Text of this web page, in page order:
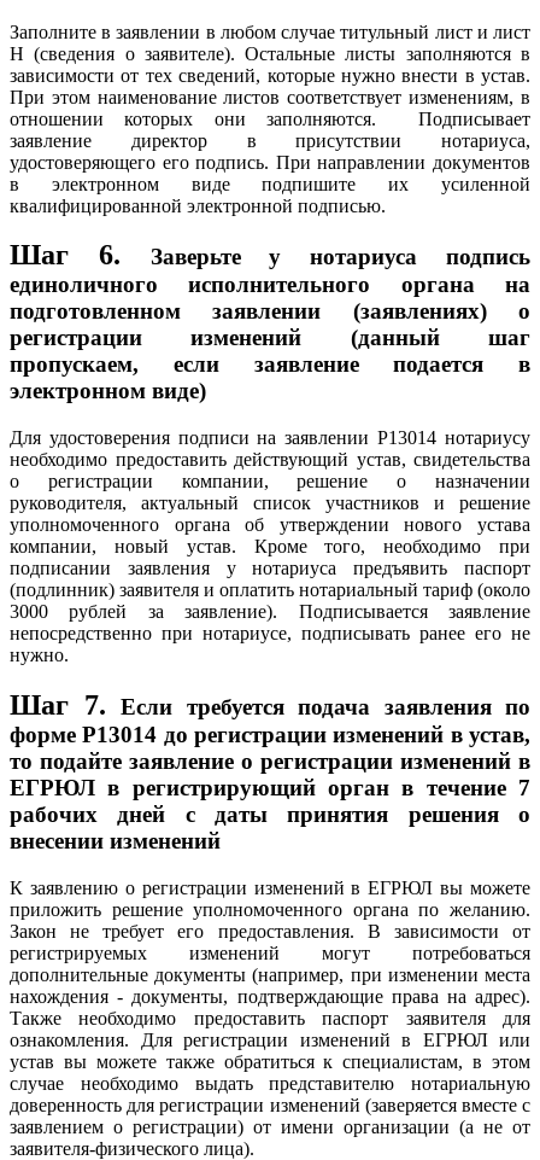
Заполните в заявлении в любом случае титульный лист и лист
Н (сведения о заявителе). Остальные листы заполняются в
зависимости от тех сведений, которые нужно внести в устав.
При этом наименование листов соответствует изменениям, в
отношении которых они заполняются. Подписывает
заявление директор в присутствии нотариуса,
удостоверяющего его подпись. При направлении документов
в электронном виде подпишите их усиленной
квалифицированной электронной подписью.
Шаг 6.
Заверьте у нотариуса подпись
единоличного исполнительного органа на
подготовленном заявлении (заявлениях) о
регистрации изменений (данный шаг
пропускаем, если заявление подается в
электронном виде)
Для удостоверения подписи на заявлении Р13014 нотариусу
необходимо предоставить действующий устав, свидетельства
о регистрации компании, решение о назначении
руководителя, актуальный список участников и решение
уполномоченного органа об утверждении нового устава
компании, новый устав. Кроме того, необходимо при
подписании заявления у нотариуса предъявить паспорт
(подлинник) заявителя и оплатить нотариальный тариф (около
3000 рублей за заявление). Подписывается заявление
непосредственно при нотариусе, подписывать ранее его не
нужно.
Шаг 7.
Если требуется подача заявления по
форме P13014 до регистрации изменений в устав,
то подайте заявление о регистрации изменений в
ЕГРЮЛ в регистрирующий орган в течение 7
рабочих дней с даты принятия решения о
внесении изменений
К заявлению о регистрации изменений в ЕГРЮЛ вы можете
приложить решение уполномоченного органа по желанию.
Закон не требует его предоставления. В зависимости от
регистрируемых изменений могут потребоваться
дополнительные документы (например, при изменении места
нахождения - документы, подтверждающие права на адрес).
Также необходимо предоставить паспорт заявителя для
ознакомления. Для регистрации изменений в ЕГРЮЛ или
устав вы можете также обратиться к специалистам, в этом
случае необходимо выдать представителю нотариальную
доверенность для регистрации изменений (заверяется вместе с
заявлением о регистрации) от имени организации (а не от
заявителя-физического лица).